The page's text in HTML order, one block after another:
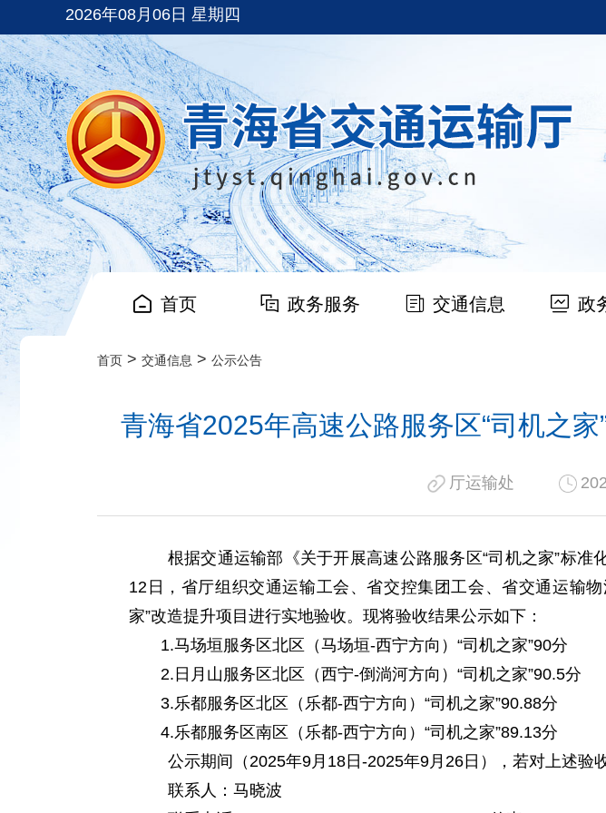
2026年08月06日 星期四
首页 政务服务 交通信息 政
首页 > 交通信息 > 公示公告
青海省2025年高速公路服务区“司机之
厅运输处
根据交通运输部《关于开展高速公路服务区“司机之家”标
12日，省厅组织交通运输工会、省交控集团工会、省交通运输
家”改造提升项目进行实地验收。现将验收结果公示如下：
1.马场垣服务区北区（马场垣-西宁方向）“司机之家”90分
2. 日月山服务区北区（西宁-倒淌河方向）“司机之家”90.5分
3.乐都服务区北区（乐都-西宁方向）“司机之家”90.88分
4.乐都服务区南区（乐都-西宁方向）“司机之家”89.13分
公示期间（2025年9月18日-2025年9月26日 ），若对上述验
联系人：马晓波